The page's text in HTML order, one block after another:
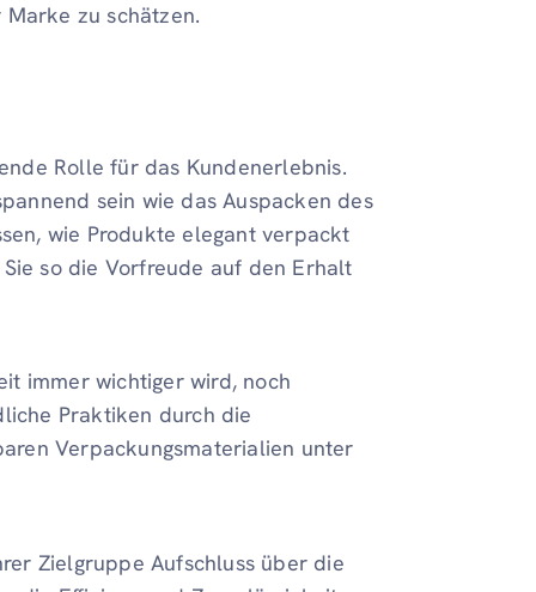
zu schätzen.
Rolle für das Kundenerlebnis.
sein wie das Auspacken des
wie Produkte elegant verpackt
so die Vorfreude auf den Erhalt
immer wichtiger wird, noch
Praktiken durch die
Verpackungsmaterialien unter
Zielgruppe Aufschluss über die